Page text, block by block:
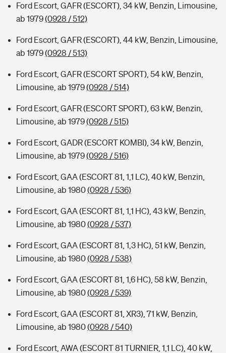
Ford Escort, GAFR (ESCORT), 34 kW, Benzin, Limousine,
ab 1979(0928 / 512)
Ford Escort, GAFR (ESCORT), 44 kW, Benzin, Limousine,
ab 1979(0928 / 513)
Ford Escort, GAFR (ESCORT SPORT), 54 kW, Benzin,
Limousine, ab 1979(0928 / 514)
Ford Escort, GAFR (ESCORT SPORT), 63 kW, Benzin,
Limousine, ab 1979(0928 / 515)
Ford Escort, GADR (ESCORT KOMBI), 34 kW, Benzin,
Limousine, ab 1979(0928 / 516)
Ford Escort, GAA (ESCORT 81, 1,1 LC), 40 kW, Benzin,
Limousine, ab 1980(0928 / 536)
Ford Escort, GAA (ESCORT 81, 1,1 HC), 43 kW, Benzin,
Limousine, ab 1980(0928 / 537)
Ford Escort, GAA (ESCORT 81, 1,3 HC), 51 kW, Benzin,
Limousine, ab 1980(0928 / 538)
Ford Escort, GAA (ESCORT 81, 1,6 HC), 58 kW, Benzin,
Limousine, ab 1980(0928 / 539)
Ford Escort, GAA (ESCORT 81, XR3), 71 kW, Benzin,
Limousine, ab 1980(0928 / 540)
Ford Escort, AWA (ESCORT 81 TURNIER, 1,1 LC), 40 kW,